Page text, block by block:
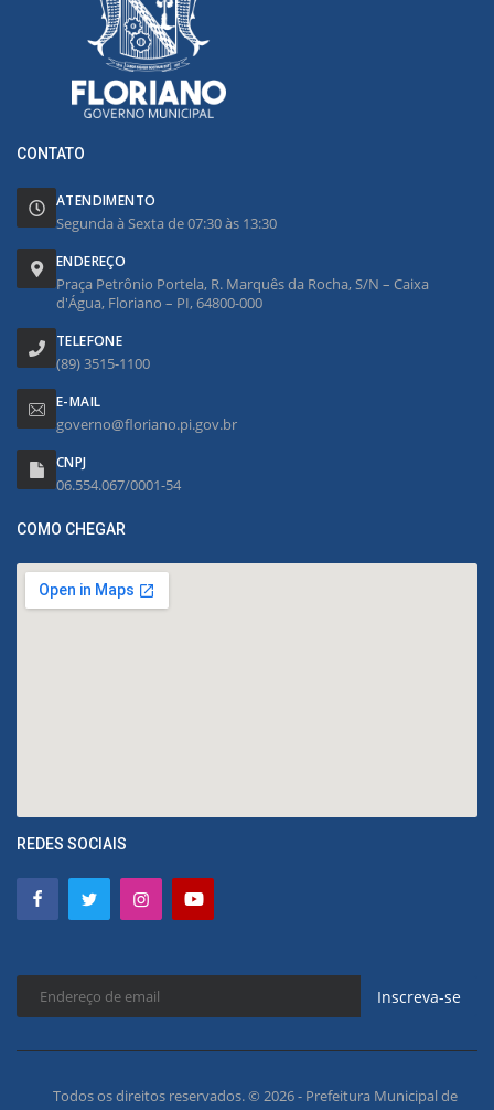
CONTATO
ATENDIMENTO
Segunda à Sexta de 07:30 às 13:30
ENDEREÇO
Praça Petrônio Portela, R. Marquês da Rocha, S/N – Caixa
d'Água, Floriano – PI, 64800-000
TELEFONE
(89) 3515-1100
E-MAIL
governo@floriano.pi.gov.br
CNPJ
06.554.067/0001-54
COMO CHEGAR
REDES SOCIAIS
Inscreva-se
Todos os direitos reservados. © 2026 - Prefeitura Municipal de